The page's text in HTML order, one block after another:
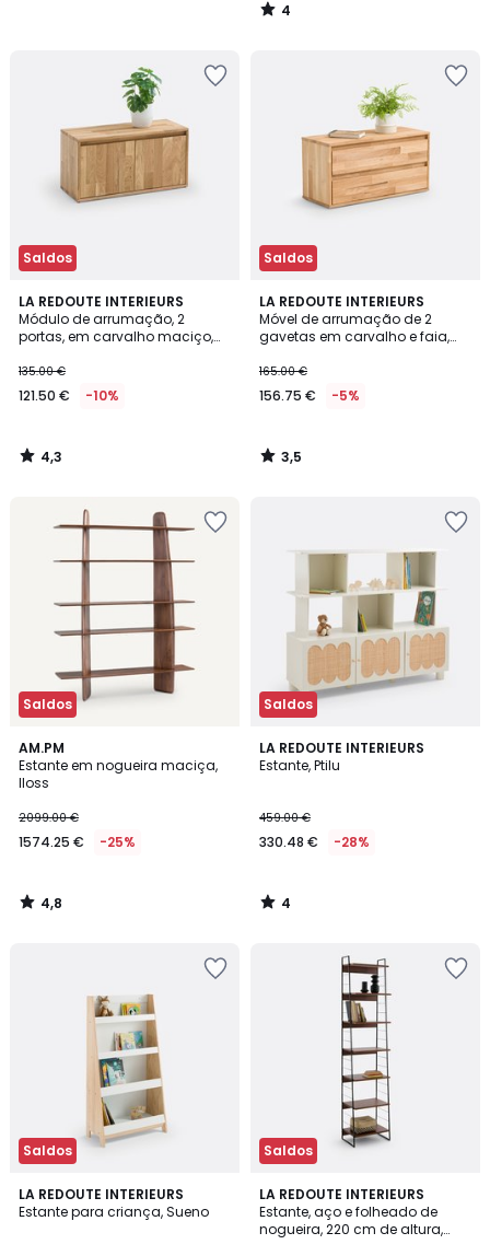
4
/
Saldos
LA REDOUTE INTERIEURS
Módulo de arrumação, 2
portas, em carvalho maciço,
135.00 €
121.50 € -10%
4,3
/ 5
4,3
/
Saldos
LA REDOUTE INTERIEURS
Móvel de arrumação de 2
gavetas em carvalho e faia,
165.00 €
156.75 € -5%
3,5
/ 5
3,5
/
Saldos
AM.PM
Estante em nogueira maciça,
Iloss
2099.00 €
1574.25 € -25%
4,8
/ 5
4,8
/
Saldos
LA REDOUTE INTERIEURS
Estante, Ptilu
459.00 €
330.48 € -28%
4
/
4
/
Saldos
LA REDOUTE INTERIEURS
Estante para criança, Sueno
3,2
/ 5
Saldos
LA REDOUTE INTERIEURS
Estante, aço e folheado de
nogueira, 220 cm de altura,
5
/
5